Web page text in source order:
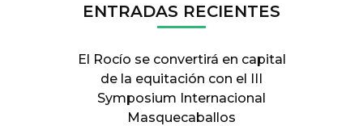
ENTRADAS RECIENTES
El Rocío se convertirá en capital
de la equitación con el III
Symposium Internacional
Masquecaballos